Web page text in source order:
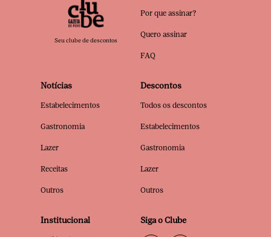
Seu clube de descontos
Por que assinar?
Quero assinar
FAQ
Notícias
Estabelecimentos
Gastronomia
Lazer
Receitas
Outros
Descontos
Todos os descontos
Estabelecimentos
Gastronomia
Lazer
Outros
Institucional Siga o Clube